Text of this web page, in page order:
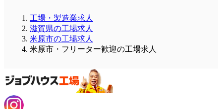
工場・製造業求人
滋賀県の工場求人
米原市の工場求人
米原市・フリーター歓迎の工場求人